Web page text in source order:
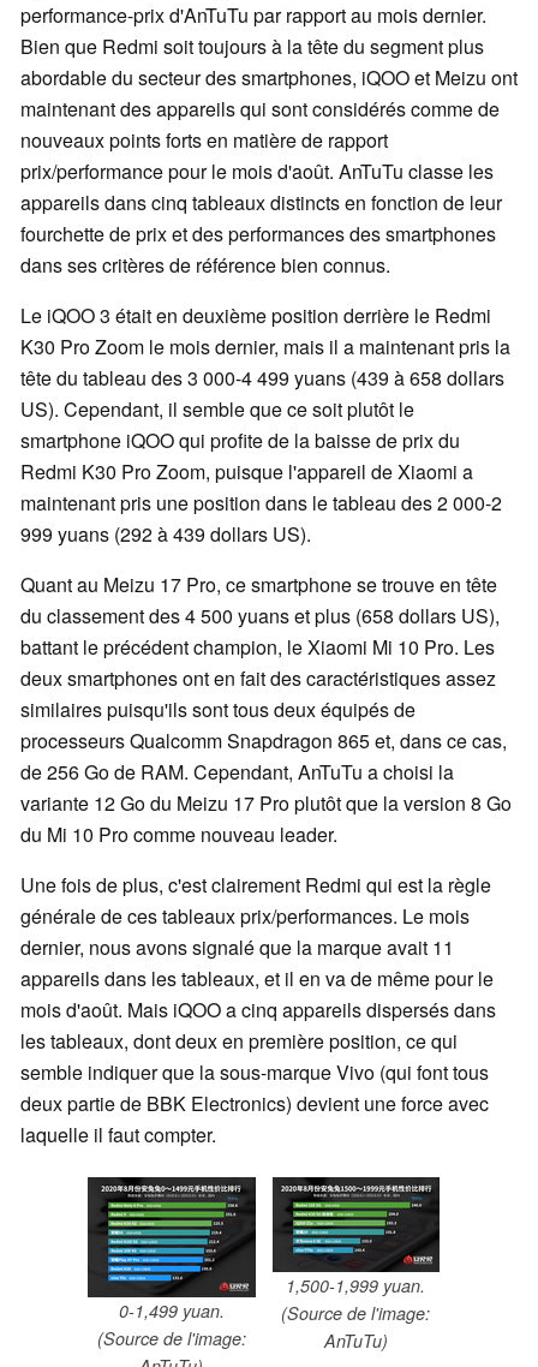
performance-prix d'AnTuTu par rapport au mois dernier.
Bien que Redmi soit toujours à la tête du segment plus
abordable du secteur des smartphones, iQOO et Meizu ont
maintenant des appareils qui sont considérés comme de
nouveaux points forts en matière de rapport
prix/performance pour le mois d'août. AnTuTu classe les
appareils dans cinq tableaux distincts en fonction de leur
fourchette de prix et des performances des smartphones
dans ses critères de référence bien connus.
Le iQOO 3 était en deuxième position derrière le Redmi
K30 Pro Zoom le mois dernier, mais il a maintenant pris la
tête du tableau des 3 000-4 499 yuans (439 à 658 dollars
US). Cependant, il semble que ce soit plutôt le
smartphone iQOO qui profite de la baisse de prix du
Redmi K30 Pro Zoom, puisque l'appareil de Xiaomi a
maintenant pris une position dans le tableau des 2 000-2
999 yuans (292 à 439 dollars US).
Quant au Meizu 17 Pro, ce smartphone se trouve en tête
du classement des 4 500 yuans et plus (658 dollars US),
battant le précédent champion, le Xiaomi Mi 10 Pro. Les
deux smartphones ont en fait des caractéristiques assez
similaires puisqu'ils sont tous deux équipés de
processeurs Qualcomm Snapdragon 865 et, dans ce cas,
de 256 Go de RAM. Cependant, AnTuTu a choisi la
variante 12 Go du Meizu 17 Pro plutôt que la version 8 Go
du Mi 10 Pro comme nouveau leader.
Une fois de plus, c'est clairement Redmi qui est la règle
générale de ces tableaux prix/performances. Le mois
dernier, nous avons signalé que la marque avait 11
appareils dans les tableaux, et il en va de même pour le
mois d'août. Mais iQOO a cinq appareils dispersés dans
les tableaux, dont deux en première position, ce qui
semble indiquer que la sous-marque Vivo (qui font tous
deux partie de BBK Electronics) devient une force avec
laquelle il faut compter.
0-1,499 yuan.
(Source de l'image:
1,500-1,999 yuan.
(Source de l'image:
AnTuTu)